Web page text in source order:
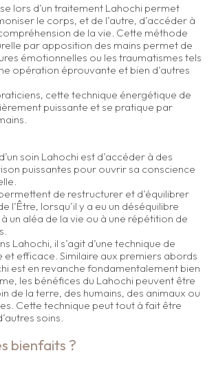
lors d’un traitement Lahochi permet
le corps, et de l’autre, d’accéder à
de la vie. Cette méthode
par apposition des mains permet de
émotionnelles ou les traumatismes tels
opération éprouvante et bien d’autres
cette technique énergétique de
puissante et se pratique par
soin Lahochi est d’accéder à des
puissantes pour ouvrir sa conscience
de restructurer et d’équilibrer
l’Être, lorsqu’il y a eu un déséquilibre
un aléa de la vie ou à une répétition de
Lahochi, il s’agit d’une technique de
et efficace. Similaire aux premiers abords
est en revanche fondamentalement bien
les bénéfices du Lahochi peuvent être
de la terre, des humains, des animaux ou
Cette technique peut tout à fait être
soins.
bienfaits ?